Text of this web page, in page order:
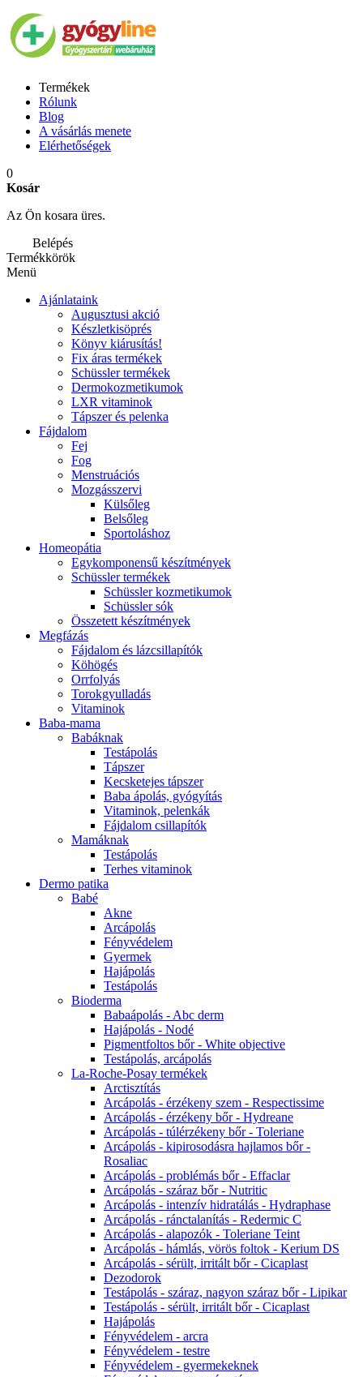
Termékek
Rólunk
Blog
A vásárlás menete
Elérhetőségek
0
Kosár
Az Ön kosara üres.
Belépés
Termékkörök
Menü
Ajánlataink
Augusztusi akció
Készletkisöprés
Könyv kiárusítás!
Fix áras termékek
Schüssler termékek
Dermokozmetikumok
LXR vitaminok
Tápszer és pelenka
Fájdalom
Fej
Fog
Menstruációs
Mozgásszervi
Külsőleg
Belsőleg
Sportoláshoz
Homeopátia
Egykomponensű készítmények
Schüssler termékek
Schüssler kozmetikumok
Schüssler sók
Összetett készítmények
Megfázás
Fájdalom és lázcsillapítók
Köhögés
Orrfolyás
Torokgyulladás
Vitaminok
Baba-mama
Babáknak
Testápolás
Tápszer
Kecsketejes tápszer
Baba ápolás, gyógyítás
Vitaminok, pelenkák
Fájdalom csillapítók
Mamáknak
Testápolás
Terhes vitaminok
Dermo patika
Babé
Akne
Arcápolás
Fényvédelem
Gyermek
Hajápolás
Testápolás
Bioderma
Babaápolás - Abc derm
Hajápolás - Nodé
Pigmentfoltos bőr - White objective
Testápolás, arcápolás
La-Roche-Posay termékek
Arctisztítás
Arcápolás - érzékeny szem - Respectissime
Arcápolás - érzékeny bőr - Hydreane
Arcápolás - túlérzékeny bőr - Toleriane
Arcápolás - kipirosodásra hajlamos bőr -
Rosaliac
Arcápolás - problémás bőr - Effaclar
Arcápolás - száraz bőr - Nutritic
Arcápolás - intenzív hidratálás - Hydraphase
Arcápolás - ránctalanítás - Redermic C
Arcápolás - alapozók - Toleriane Teint
Arcápolás - hámlás, vörös foltok - Kerium DS
Arcápolás - sérült, irritált bőr - Cicaplast
Dezodorok
Testápolás - száraz, nagyon száraz bőr - Lipikar
Testápolás - sérült, irritált bőr - Cicaplast
Hajápolás
Fényvédelem - arcra
Fényvédelem - testre
Fényvédelem - gyermekeknek